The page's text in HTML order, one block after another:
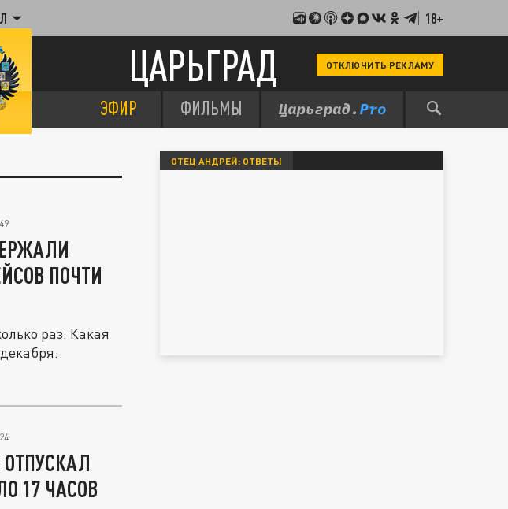
18+
ЦАРЬГРАД ОТКЛЮЧИТЬ РЕКЛАМУ
ЭФИР ФИЛЬМЫ
ПОЧТИ
раз. Какая
17 ЧАСОВ
ОТЕЦ АНДРЕЙ: ОТВЕТЫ